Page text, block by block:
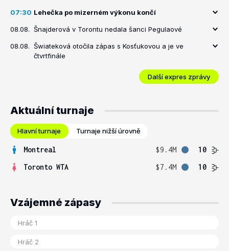
07:30 Lehečka po mizerném výkonu končí
08.08. Šnajderová v Torontu nedala šanci Pegulaové
08.08. Šwiateková otočila zápas s Kosťukovou a je ve
čtvrtfinále
Další expres zprávy
Aktuální turnaje
Hlavní turnaje Turnaje nižší úrovně
Montreal $9.4M
10
Toronto WTA
$7.4M 10
Vzájemné zápasy